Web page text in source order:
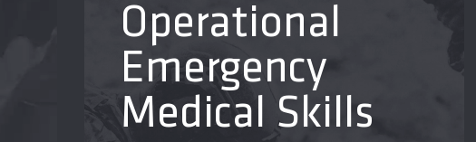
Operational
Emergency
Medical Skills